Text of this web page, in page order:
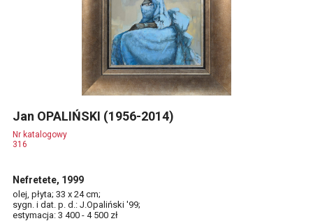
Jan OPALIŃSKI (1956-2014)
Nr katalogowy
316
Nefretete, 1999
olej, płyta; 33 x 24 cm;
sygn. i dat. p. d.: J.Opaliński '99;
estymacja: 3 400 - 4 500 zł